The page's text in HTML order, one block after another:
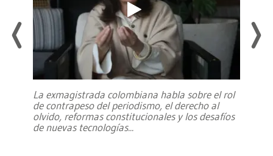
La exmagistrada colombiana habla sobre el rol
de contrapeso del periodismo, el derecho al
olvido, reformas constitucionales y los desafíos
de nuevas tecnologías...